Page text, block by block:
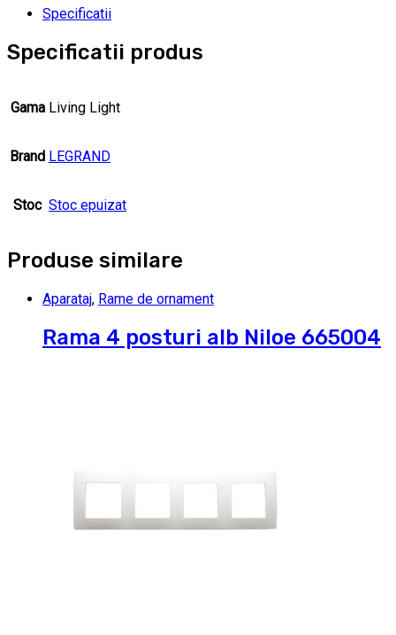
Specificatii
Specificatii produs
Gama Living Light
Brand LEGRAND
Stoc Stoc epuizat
Produse similare
Aparataj, Rame de ornament
Rama 4 posturi alb Niloe 665004